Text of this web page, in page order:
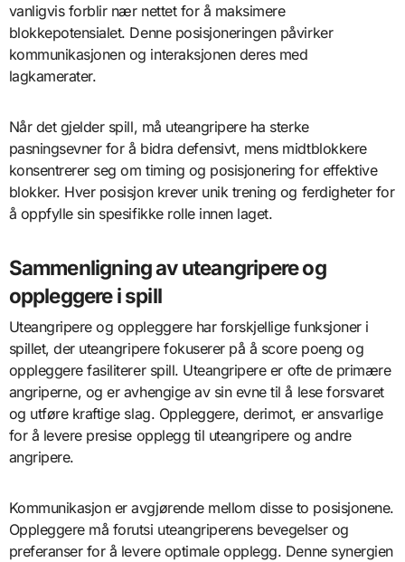
vanligvis forblir nær nettet for å maksimere
blokkepotensialet. Denne posisjoneringen påvirker
kommunikasjonen og interaksjonen deres med
lagkamerater.
Når det gjelder spill, må uteangripere ha sterke
pasningsevner for å bidra defensivt, mens midtblokkere
konsentrerer seg om timing og posisjonering for effektive
blokker. Hver posisjon krever unik trening og ferdigheter for
å oppfylle sin spesifikke rolle innen laget.
Sammenligning av uteangripere og
oppleggere i spill
Uteangripere og oppleggere har forskjellige funksjoner i
spillet, der uteangripere fokuserer på å score poeng og
oppleggere fasiliterer spill. Uteangripere er ofte de primære
angriperne, og er avhengige av sin evne til å lese forsvaret
og utføre kraftige slag. Oppleggere, derimot, er ansvarlige
for å levere presise opplegg til uteangripere og andre
angripere.
Kommunikasjon er avgjørende mellom disse to posisjonene.
Oppleggere må forutsi uteangriperens bevegelser og
preferanser for å levere optimale opplegg. Denne synergien